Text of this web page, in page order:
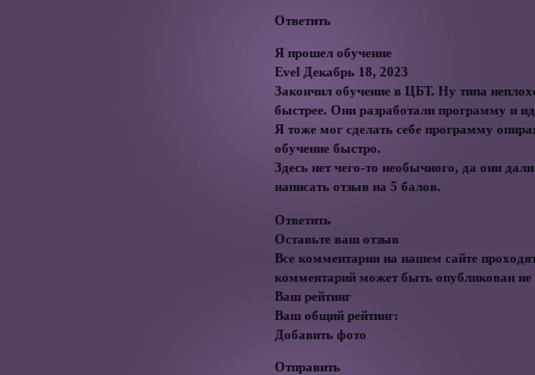
Ответить
Я прошел обучение
Evel Декабрь 18, 2023
Закончил обучение в ЦБТ. Ну типа
быстрее. Они разработали программу и
Я тоже мог сделать себе программу
обучение быстро.
Здесь нет чего-то необычного, да они
написать отзыв на 5 балов.
Ответить
Оставьте ваш отзыв
Все комментарии на нашем сайте
комментарий может быть опубликован не
Ваш рейтинг
Ваш общий рейтинг:
Добавить фото
Отправить